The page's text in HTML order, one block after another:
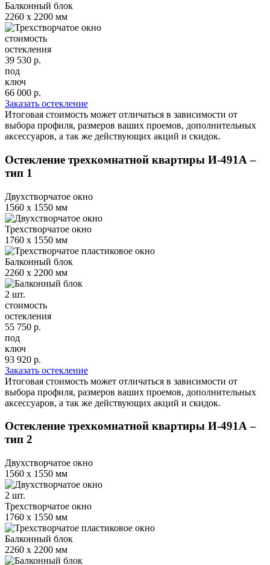
Балконный блок
2260 х 2200 мм
стоимость
остекления
39 530 р.
под
ключ
66 000 р.
Заказать остекление
Итоговая стоимость может отличаться в зависимости от
выбора профиля, размеров ваших проемов, дополнительных
аксессуаров, а так же действующих акций и скидок.
Остекление трехкомнатной квартиры И-491А –
тип 1
Двухстворчатое окно
1560 х 1550 мм
Трехстворчатое окно
1760 х 1550 мм
Балконный блок
2260 х 2200 мм
2 шт.
стоимость
остекления
55 750 р.
под
ключ
93 920 р.
Заказать остекление
Итоговая стоимость может отличаться в зависимости от
выбора профиля, размеров ваших проемов, дополнительных
аксессуаров, а так же действующих акций и скидок.
Остекление трехкомнатной квартиры И-491А –
тип 2
Двухстворчатое окно
1560 х 1550 мм
2 шт.
Трехстворчатое окно
1760 х 1550 мм
Балконный блок
2260 х 2200 мм